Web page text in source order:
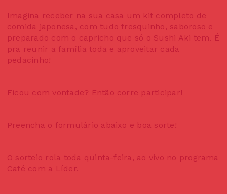
Imagina receber na sua casa um kit completo de
comida japonesa, com tudo fresquinho, saboroso e
preparado com o capricho que só o Sushi Aki tem. É
pra reunir a família toda e aproveitar cada
pedacinho!
Ficou com vontade? Então corre participar!
Preencha o formulário abaixo e boa sorte!
O sorteio rola toda quinta-feira, ao vivo no programa
Café com a Líder.